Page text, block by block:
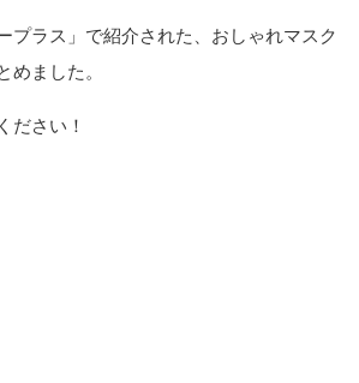
プラス」で紹介された、おしゃれマスク
めました。
ださい！